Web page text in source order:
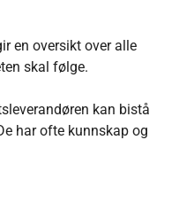
en oversikt over alle
skal følge.
kan bistå
har ofte kunnskap og